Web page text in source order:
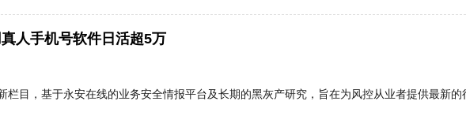
人手机号软件日活超5万
栏目，基于永安在线的业务安全情报平台及长期的黑灰产研究，旨在为风控从业者提供最新的